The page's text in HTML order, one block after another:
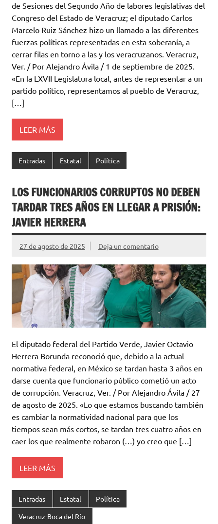
de Sesiones del Segundo Año de labores legislativas del
Congreso del Estado de Veracruz; el diputado Carlos
Marcelo Ruiz Sánchez hizo un llamado a las diferentes
fuerzas políticas representadas en esta soberanía, a
cerrar filas en torno a las y los veracruzanos. Veracruz,
Ver. / Por Alejandro Ávila / 1 de septiembre de 2025.
«En la LXVII Legislatura local, antes de representar a un
partido político, representamos al pueblo de Veracruz,
[…]
LEER MÁS
Entradas Estatal Política
LOS FUNCIONARIOS CORRUPTOS NO DEBEN
TARDAR TRES AÑOS EN LLEGAR A PRISIÓN:
JAVIER HERRERA
27 de agosto de 2025 Deja un comentario
El diputado federal del Partido Verde, Javier Octavio
Herrera Borunda reconoció que, debido a la actual
normativa federal, en México se tardan hasta 3 años en
darse cuenta que funcionario público cometió un acto
de corrupción. Veracruz, Ver. / Por Alejandro Ávila / 27
de agosto de 2025. «Lo que estamos buscando también
es cambiar la normatividad nacional para que los
tiempos sean más cortos, se tardan tres cuatro años en
caer los que realmente robaron (…) yo creo que […]
LEER MÁS
Entradas Estatal Política
Veracruz-Boca del Río